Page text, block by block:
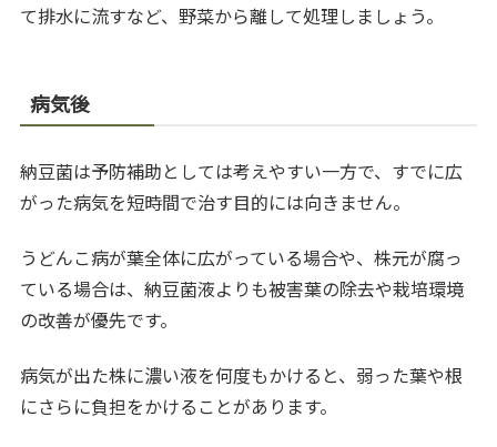
て排水に流すなど、野菜から離して処理しましょう。
病気後
納豆菌は予防補助としては考えやすい一方で、すでに広
がった病気を短時間で治す目的には向きません。
うどんこ病が葉全体に広がっている場合や、株元が腐っ
ている場合は、納豆菌液よりも被害葉の除去や栽培環境
の改善が優先です。
病気が出た株に濃い液を何度もかけると、弱った葉や根
にさらに負担をかけることがあります。